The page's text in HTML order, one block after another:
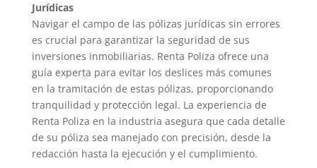
Jurídicas
Navigar el campo de las pólizas jurídicas sin errores
es crucial para garantizar la seguridad de sus
inversiones inmobiliarias. Renta Poliza ofrece una
guía experta para evitar los deslices más comunes
en la tramitación de estas pólizas, proporcionando
tranquilidad y protección legal. La experiencia de
Renta Poliza en la industria asegura que cada detalle
de su póliza sea manejado con precisión, desde la
redacción hasta la ejecución y el cumplimiento.